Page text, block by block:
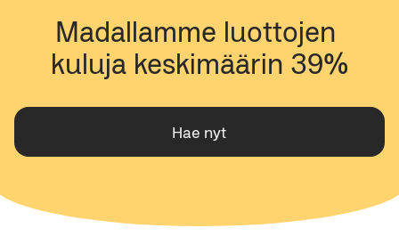
Madallamme luottojen
kuluja keskimäärin 39%
Hae nyt